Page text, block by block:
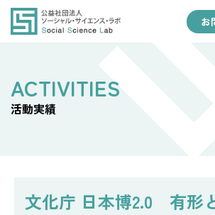
お
活動実績
文化庁 日本博2.0 有形